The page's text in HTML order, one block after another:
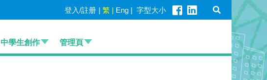
登入/註册 | 繁 | Eng | 字型大小
中學生創作 管理頁